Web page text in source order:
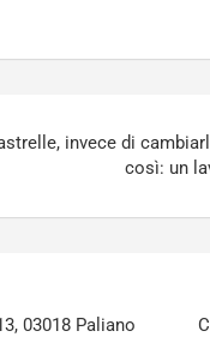
invece di
così: un
03018 Paliano